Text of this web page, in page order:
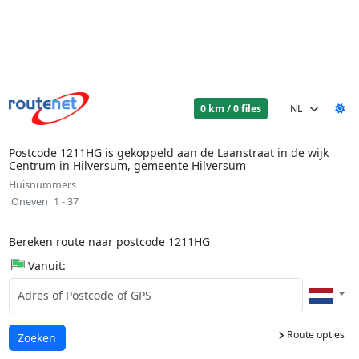
0 km / 0 files
Postcode 1211HG is gekoppeld aan de Laanstraat in de wijk
Centrum in Hilversum, gemeente Hilversum
Huisnummers
Oneven 1 - 37
Bereken route naar postcode 1211HG
Vanuit:
Route opties
Laden...
Zoeken